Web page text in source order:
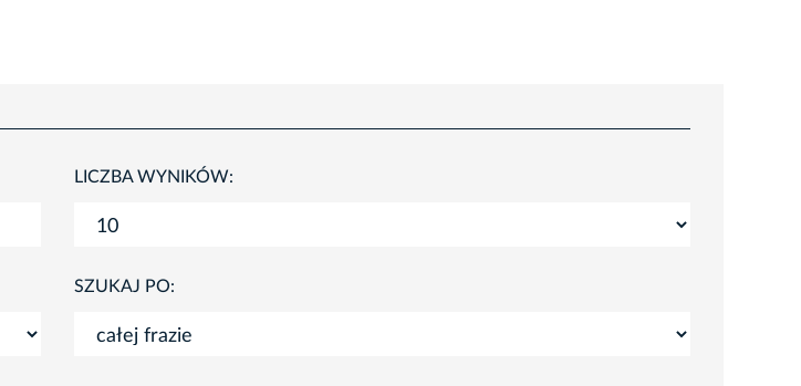
LICZBA WYNIKÓW:
SZUKAJ PO: